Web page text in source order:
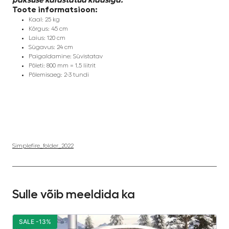
Toote informatsioon:
Kaal: 25 kg
Kõrgus: 45 cm
Laius: 120 cm
Sügavus: 24 cm
Paigaldamine: Süvistatav
Põleti: 800 mm = 1,5 liitrit
Põlemisaeg: 2-3 tundi
Simplefire_folder_2022
Sulle võib meeldida ka
SALE -13%